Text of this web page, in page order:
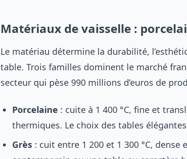
Matériaux de vaisselle :
Le matériau détermine la durabilité,
table. Trois familles dominent le marché
secteur qui pèse 990 millions d’euros de
Porcelaine : cuite à 1 400 °C, fine et
thermiques. Le choix des tables
Grès : cuit entre 1 200 et 1 300 °C,